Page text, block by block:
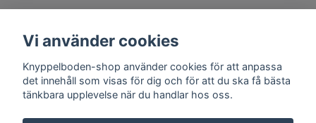
Vi använder cookies
Knyppelboden-shop använder cookies för att anpassa
det innehåll som visas för dig och för att du ska få bästa
tänkbara upplevelse när du handlar hos oss.